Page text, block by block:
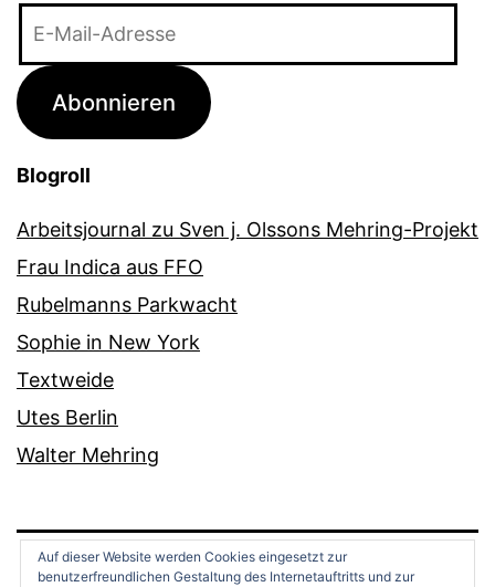
Adresse
Abonnieren
Blogroll
Arbeitsjournal zu Sven j. Olssons Mehring-Projekt
Frau Indica aus FFO
Rubelmanns Parkwacht
Sophie in New York
Textweide
Utes Berlin
Walter Mehring
Auf dieser Website werden Cookies eingesetzt zur
benutzerfreundlichen Gestaltung des Internetauftritts und zur